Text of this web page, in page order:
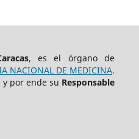
, es el órgano de
NACIONAL DE MEDICINA.
y por ende su Responsable